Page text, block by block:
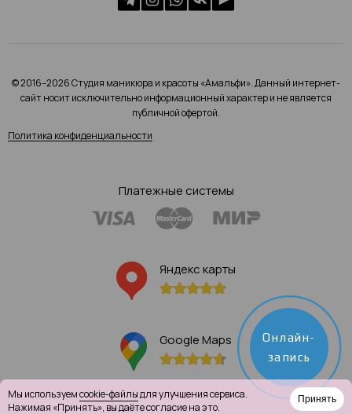
© 2016–2026 Студия маникюра и красоты «Амальфи». Данный интернет-
сайт носит исключительно информационный характер и не является
публичной офертой.
Политика конфиденциальности
Платежные системы
Яндекс карты
Google Maps
Онлайн-
запись
Мы используемcookie-файлыдля улучшения сервиса.
Нажимая «Принять», вы даёте согласие на это.
Принять